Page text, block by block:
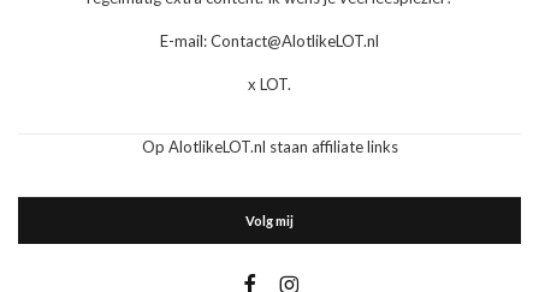
E-mail: Contact@AlotlikeLOT.nl
x LOT.
Op AlotlikeLOT.nl staan affiliate links
Volg mij